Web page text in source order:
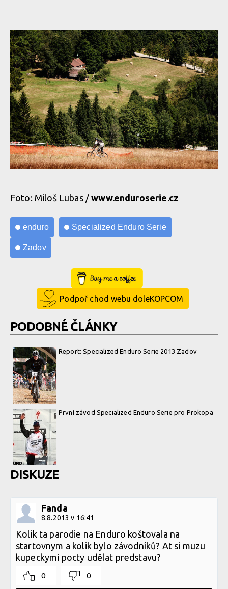
Foto: Miloš Lubas /www.enduroserie.cz
enduro Specialized Enduro Serie
Zadov
Buy Me a Coffee
Podpoř chod webu doleKOPCOM
PODOBNÉ ČLÁNKY
Report: Specialized Enduro Serie 2013 Zadov
První závod Specialized Enduro Serie pro Prokopa
DISKUZE
Fanda
8.8.2013 v 16:41
Kolik ta parodie na Enduro koštovala na
startovnym a kolik bylo závodníků? At si muzu
kupeckymi pocty udělat predstavu?
0 0